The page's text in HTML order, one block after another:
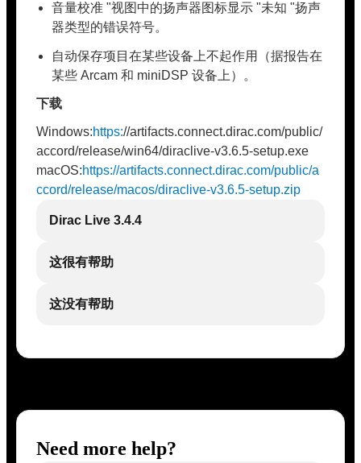
音量校准 "视图中的扬声器图标显示 "未知 "扬声
器类型的错误符号。
自动保存项目在某些设备上不起作用（据报告在
某些 Arcam 和 miniDSP 设备上）。
下载
Windows:https://artifacts.connect.dirac.com/public/
accord/release/win64/diraclive-v3.6.5-setup.exe
macOS:https://artifacts.connect.dirac.com/public/a
ccord/release/macos/diraclive-v3.6.5-setup.zip
Dirac Live 3.4.4
这很有帮助
这没有帮助
Need more help?